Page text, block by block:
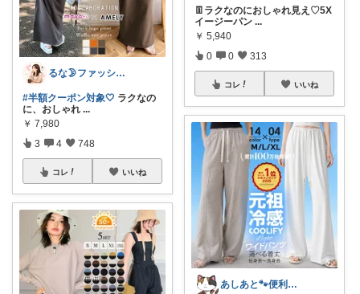
るな🌛ファッション・美容
#半額クーポン対象🤍 ラクなの
に、おしゃれ ...
￥ 7,980
3 4 748
コレ いいね
👖ラクなのにおしゃれ見え♡5X
イージーパン ...
￥ 5,940
0 0 313
コレ いいね
あしあと🐾便利グッズ🌸いつも感謝